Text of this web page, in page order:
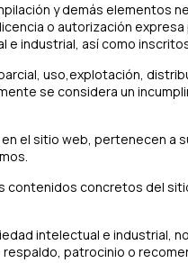
y demás elementos
o autorización
industrial, así como
uso,explotación,
se considera un
el sitio web, pertenecen
contenidos concretos del
intelectual e industrial,
patrocinio o